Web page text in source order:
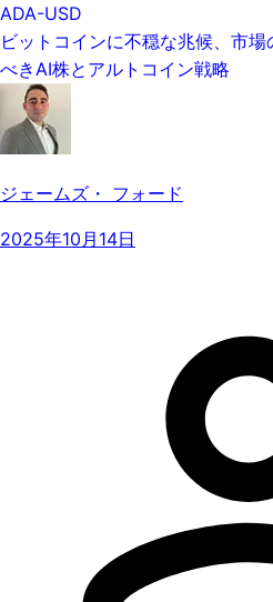
ADA-USD
ビットコインに不穏な兆候、市
べきAI株とアルトコイン戦略
ジェームズ・ フォード
2025年10月14日